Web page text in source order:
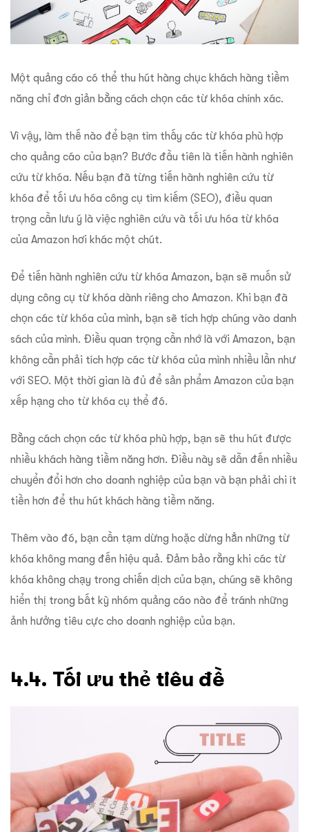
Một quảng cáo có thể thu hút hàng chục khách hàng tiềm
năng chỉ đơn giản bằng cách chọn các từ khóa chính xác.
Vì vậy, làm thế nào để bạn tìm thấy các từ khóa phù hợp
cho quảng cáo của bạn? Bước đầu tiên là tiến hành nghiên
cứu từ khóa. Nếu bạn đã từng tiến hành nghiên cứu từ
khóa để tối ưu hóa công cụ tìm kiếm (SEO), điều quan
trọng cần lưu ý là việc nghiên cứu và tối ưu hóa từ khóa
của Amazon hơi khác một chút.
Để tiến hành nghiên cứu từ khóa Amazon, bạn sẽ muốn sử
dụng công cụ từ khóa dành riêng cho Amazon. Khi bạn đã
chọn các từ khóa của mình, bạn sẽ tích hợp chúng vào danh
sách của mình. Điều quan trọng cần nhớ là với Amazon, bạn
không cần phải tích hợp các từ khóa của mình nhiều lần như
với SEO. Một thời gian là đủ để sản phẩm Amazon của bạn
xếp hạng cho từ khóa cụ thể đó.
Bằng cách chọn các từ khóa phù hợp, bạn sẽ thu hút được
nhiều khách hàng tiềm năng hơn. Điều này sẽ dẫn đến nhiều
chuyển đổi hơn cho doanh nghiệp của bạn và bạn phải chi ít
tiền hơn để thu hút khách hàng tiềm năng.
Thêm vào đó, bạn cần tạm dừng hoặc dừng hẳn những từ
khóa không mang đến hiệu quả. Đảm bảo rằng khi các từ
khóa không chạy trong chiến dịch của bạn, chúng sẽ không
hiển thị trong bất kỳ nhóm quảng cáo nào để tránh những
ảnh hưởng tiêu cực cho doanh nghiệp của bạn.
4.4. Tối ưu thẻ tiêu đề